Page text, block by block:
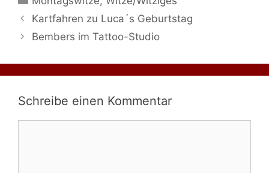
Kartfahren zu Luca´s Geburtstag
Bembers im Tattoo-Studio
Schreibe einen Kommentar